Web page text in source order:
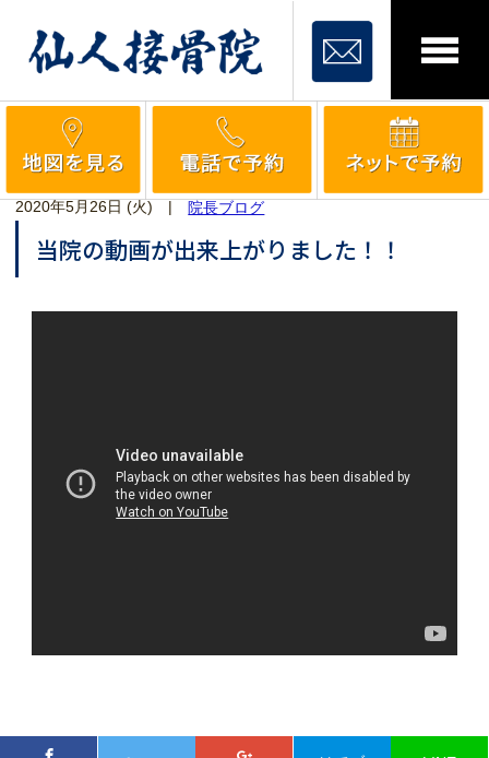
2020年5月26日 (火) 院長ブログ
当院の動画が出来上がりました！！